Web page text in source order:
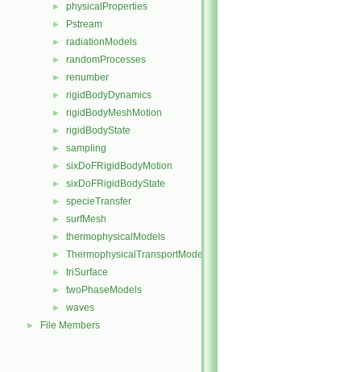
► physicalProperties
► Pstream
► radiationModels
► randomProcesses
► renumber
► rigidBodyDynamics
► rigidBodyMeshMotion
► rigidBodyState
► sampling
► sixDoFRigidBodyMotion
► sixDoFRigidBodyState
► specieTransfer
► surfMesh
► thermophysicalModels
► ThermophysicalTransportModels
► triSurface
► twoPhaseModels
► waves
► File Members